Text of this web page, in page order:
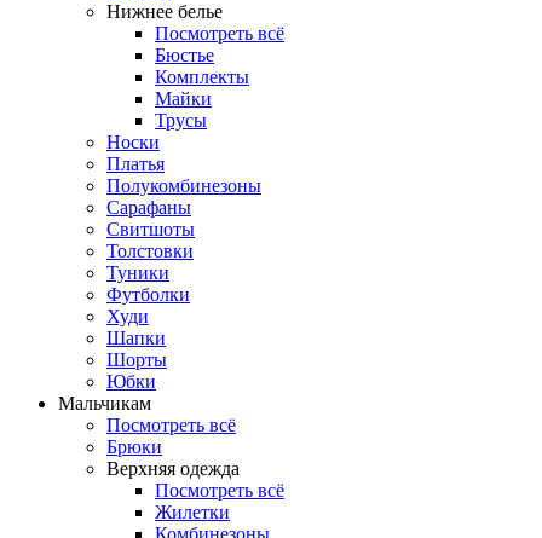
Нижнее белье
Посмотреть всё
Бюстье
Комплекты
Майки
Трусы
Носки
Платья
Полукомбинезоны
Сарафаны
Свитшоты
Толстовки
Туники
Футболки
Худи
Шапки
Шорты
Юбки
Мальчикам
Посмотреть всё
Брюки
Верхняя одежда
Посмотреть всё
Жилетки
Комбинезоны